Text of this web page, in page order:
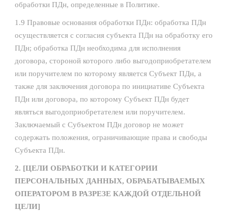
обработки ПДн, определенные в Политике.
1.9 Правовые основания обработки ПДн: обработка ПДн
осуществляется с согласия субъекта ПДн на обработку его
ПДн; обработка ПДн необходима для исполнения
договора, стороной которого либо выгодоприобретателем
или поручителем по которому является Субъект ПДн, а
также для заключения договора по инициативе Субъекта
ПДн или договора, по которому Субъект ПДн будет
являться выгодоприобретателем или поручителем.
Заключаемый с Субъектом ПДн договор не может
содержать положения, ограничивающие права и свободы
Субъекта ПДн.
2. [ЦЕЛИ ОБРАБОТКИ И КАТЕГОРИИ
ПЕРСОНАЛЬНЫХ ДАННЫХ, ОБРАБАТЫВАЕМЫХ
ОПЕРАТОРОМ В РАЗРЕЗЕ КАЖДОЙ ОТДЕЛЬНОЙ
ЦЕЛИ]